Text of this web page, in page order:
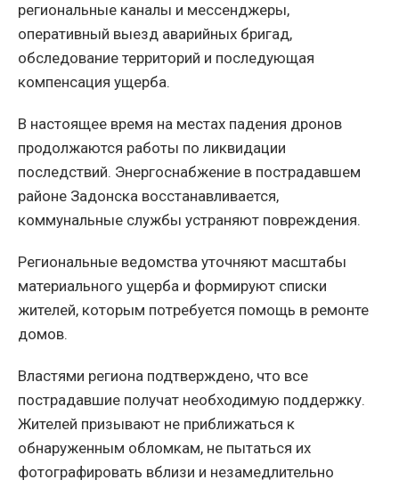
региональные каналы и мессенджеры,
оперативный выезд аварийных бригад,
обследование территорий и последующая
компенсация ущерба.
В настоящее время на местах падения дронов
продолжаются работы по ликвидации
последствий. Энергоснабжение в пострадавшем
районе Задонска восстанавливается,
коммунальные службы устраняют повреждения.
Региональные ведомства уточняют масштабы
материального ущерба и формируют списки
жителей, которым потребуется помощь в ремонте
домов.
Властями региона подтверждено, что все
пострадавшие получат необходимую поддержку.
Жителей призывают не приближаться к
обнаруженным обломкам, не пытаться их
фотографировать вблизи и незамедлительно